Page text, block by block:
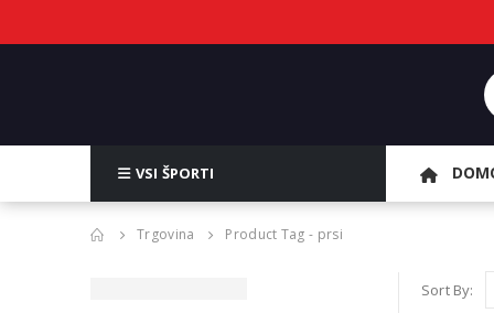
VSI ŠPORTI
Trgovina Product Tag - prsi
Sort By: